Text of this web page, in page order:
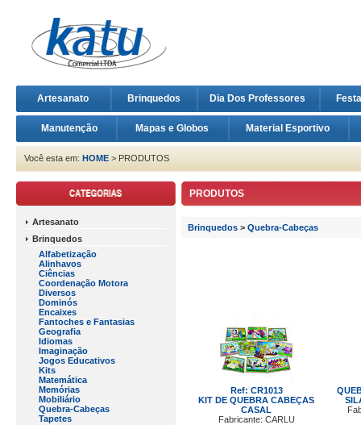
Artesanato Brinquedos Dia Dos Professores
Manutenção Mapas e Globos Material Esportivo
Você esta em: HOME > PRODUTOS
Artesanato
Brinquedos
Alfabetização
Alinhavos
Ciências
Coordenação Motora
Diversos
Dominós
Encaixes
Fantoches e Fantasias
Geografia
Idiomas
Imaginação
Jogos Educativos
Kits
Matemática
Memórias
Mobiliário
Quebra-Cabeças
Tapetes
PRODUTOS
Brinquedos > Quebra-Cabeças
Ref: CR1013
KIT DE QUEBRA CABEÇAS
CASAL
Fabricante: CARLU